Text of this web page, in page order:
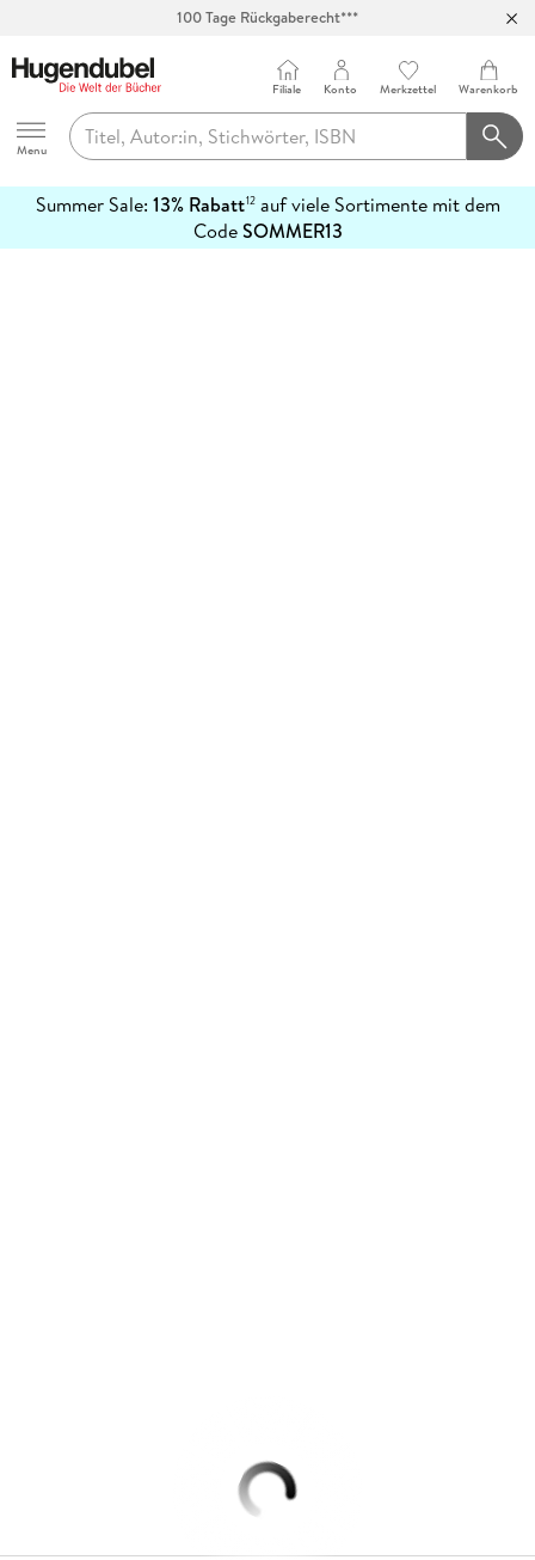
100 Tage Rückgaberecht***
Hugendubel
Menu
Filiale Konto Merkzettel Warenkorb
Summer Sale: 13% Rabatt12auf viele Sortimente mit dem
CodeSOMMER13
erfahren